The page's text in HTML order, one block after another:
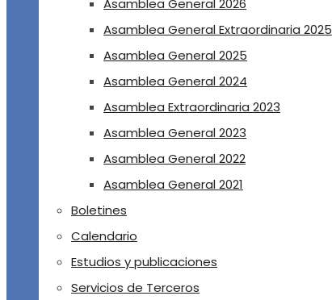
Asamblea General 2026
Asamblea General Extraordinaria 2025
Asamblea General 2025
Asamblea General 2024
Asamblea Extraordinaria 2023
Asamblea General 2023
Asamblea General 2022
Asamblea General 2021
Boletines
Calendario
Estudios y publicaciones
Servicios de Terceros